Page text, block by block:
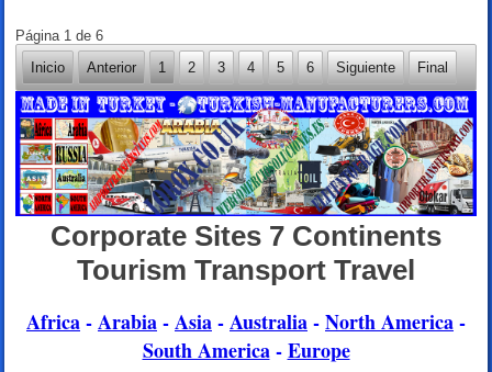
Página 1 de 6
Inicio
Anterior 1 2 3 4 5 6 Siguiente Final
Corporate Sites 7 Continents
Tourism Transport Travel
Africa-Arabia-Asia-Australia-North America-
South America-Europe